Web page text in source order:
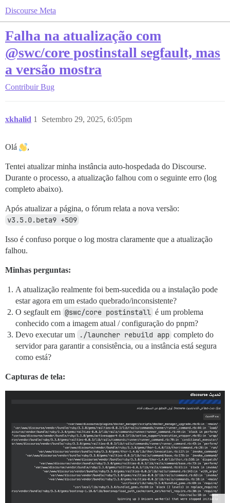
Discourse Meta
Falha na atualização com
@swc/core postinstall segfault, mas
a versão mostra
Contribuir Bug
xkhalid Setembro 29, 2025, 6:05pm
1
Olá ,
Tentei atualizar minha instância auto-hospedada do Discourse.
Durante o processo, a atualização falhou com o seguinte erro (log
completo abaixo).
Após atualizar a página, o fórum relata a nova versão:
v3.5.0.beta9 +509
Isso é confuso porque o log mostra claramente que a atualização
falhou.
Minhas perguntas:
A atualização realmente foi bem-sucedida ou a instalação pode
estar agora em um estado quebrado/inconsistente?
O segfault em @swc/core postinstall é um problema
conhecido com a imagem atual / configuração do pnpm?
Devo executar um
./launcher rebuild app completo do
servidor para garantir a consistência, ou a instância está segura
como está?
Capturas de tela: